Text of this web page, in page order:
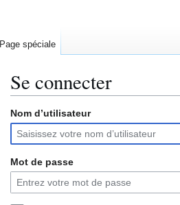
Se connecter
Aller
la
navigation
Aller
la
recherche
Nom d’utilisateur
Mot de passe
Page spéciale